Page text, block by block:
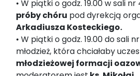
• W piątki o godz. 19.00 w sali
próby chóru pod dyrekcją
Arkadiusza Kosteckiego.
• W piątki o godz. 19.00 do sali
młodzież, która chciałaby
młodzieżowej formacji